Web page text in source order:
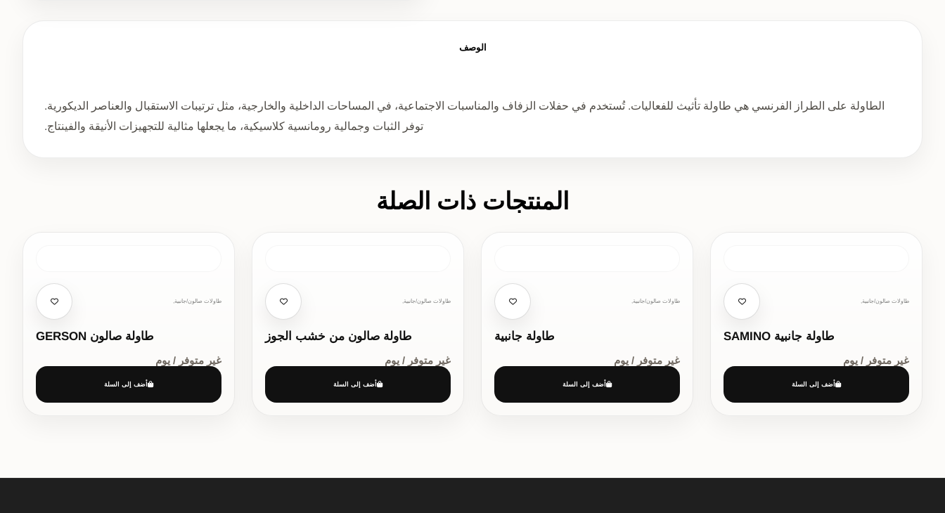
الوصف
الطاولة على الطراز الفرنسي هي طاولة تأثيث للفعاليات. تُستخدم في حفلات الزفاف والمناسبات الاجتماعية، في المساحات الداخلية والخارجية، مثل ترتيبات الاستقبال والعناصر الديكورية.
توفر الثبات وجمالية رومانسية كلاسيكية، ما يجعلها مثالية للتجهيزات الأنيقة والفينتاج.
المنتجات ذات الصلة
طاولات صالون/جانبية,
طاولة جانبية SAMINO
غير متوفر / يوم
أضف إلى السلة
طاولات صالون/جانبية,
طاولة جانبية
غير متوفر / يوم
أضف إلى السلة
طاولات صالون/جانبية,
طاولة صالون من خشب الجوز
غير متوفر / يوم
أضف إلى السلة
طاولات صالون/جانبية,
طاولة صالون GERSON
غير متوفر / يوم
أضف إلى السلة